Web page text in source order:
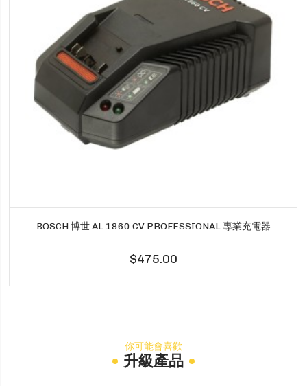
BOSCH 博世 AL 1860 CV PROFESSIONAL 專業充電器
$475.00
你可能會喜歡
升級產品